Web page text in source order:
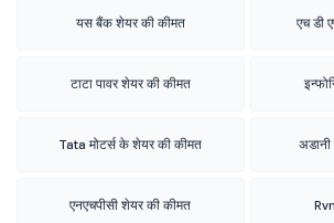
यस बैंक शेयर की कीमत एच डी
टाटा पावर शेयर की कीमत
Tata मोटर्स के शेयर की कीमत
एनएचपीसी शेयर की कीमत